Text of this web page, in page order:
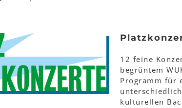
12 feine
begrüntem
Programm für
kulturellen